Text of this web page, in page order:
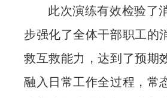
此次演练有效检验了
步强化了全体干部职工的
救互救能力，达到了预期
融入日常工作全过程，常